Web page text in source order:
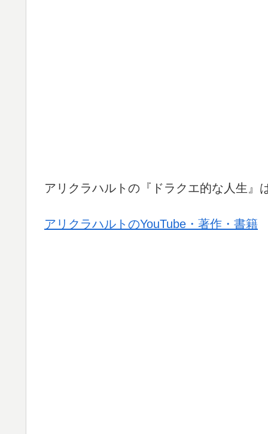
アリクラハルトの『ドラクエ的な人生』
アリクラハルトのYouTube・著作・書籍